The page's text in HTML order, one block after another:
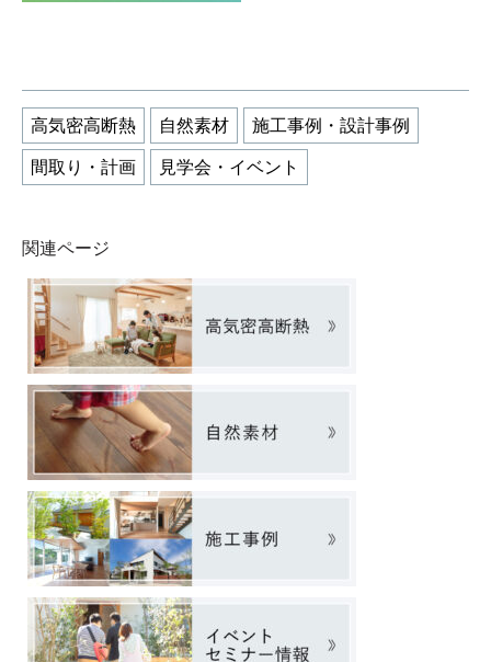
高気密高断熱 自然素材 施工事例・設計事例
間取り・計画 見学会・イベント
関連ページ